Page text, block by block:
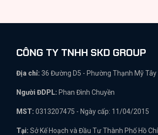
CÔNG TY TNHH SKD GROUP
Địa chỉ: 36 Đường D5 - Phường Thạnh Mỹ Tây
Người ĐDPL: Phan Đình Chuyền
MST: 0313207475 - Ngày cấp: 11/04/2015
Tại: Sở Kế Hoạch và Đầu Tư Thành Phố Hồ